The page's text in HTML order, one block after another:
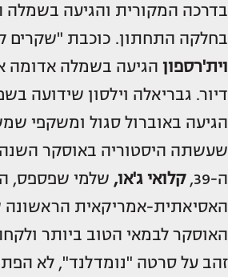
בדרכה המקורית והגיעה בשמלה
בחלקה התחתון. כוכבת "שקרים
וית'רספון הגיעה בשמלה אדומה
הגיעה באוברול סגול ומשקפי
שעשתה היסטוריה באוסקר
ה-39,
קלואי ג'או, שלמי שפספס,
האסיאתית-אמריקאית
האוסקר לבמאי הטוב ביותר
זהב על סרטה "נומדלנד", לא